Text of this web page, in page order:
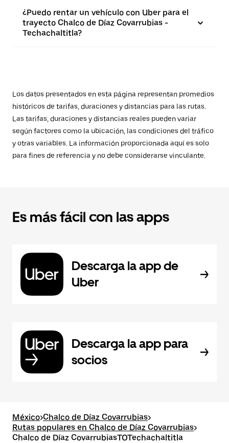
¿Puedo rentar un vehículo con Uber para el
trayecto Chalco de Díaz Covarrubias -
Techachaltitla?
Los datos presentados en esta página representan promedios
históricos de tarifas, duraciones y distancias para las rutas.
Las tarifas, duraciones y distancias reales pueden variar
según factores como la ubicación, las condiciones del tráfico
y otras variables. La información proporcionada aquí es solo
para fines de referencia y no debe considerarse vinculante.
Es más fácil con las apps
Descarga la app de
Uber
Descarga la app para
socios
México>Chalco de Díaz Covarrubias>
Rutas populares en Chalco de Díaz Covarrubias>
Chalco de Díaz CovarrubiasTOTechachaltitla